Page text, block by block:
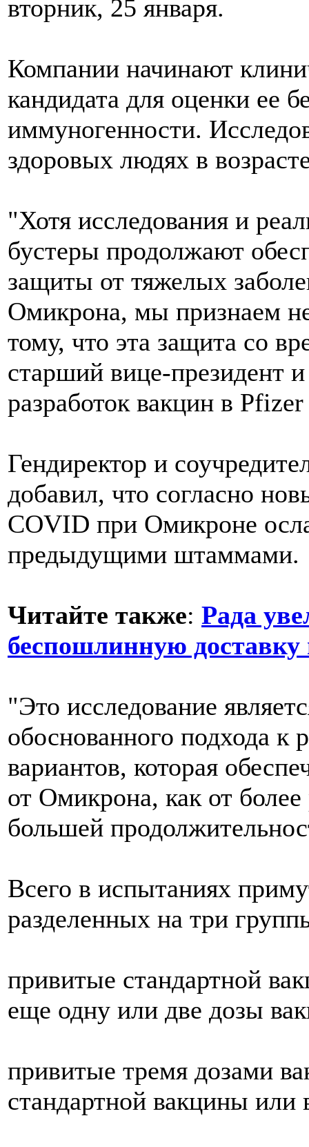
вторник, 25 января.
Компании начинают
кандидата для оценки ее
иммуногенности.
здоровых людях в
"Хотя исследования и
бустеры продолжают
защиты от тяжелых
Омикрона, мы признаем
тому, что эта защита со
старший вице-президент
разработок вакцин в
Гендиректор и
добавил, что согласно
COVID при Омикроне
предыдущими штаммами.
Читайте также: Рада
беспошлинную
"Это исследование
обоснованного подхода к
вариантов, которая
от Омикрона, как от
большей
Всего в испытаниях
разделенных на три
привитые стандартной
еще одну или две дозы
привитые тремя дозами
стандартной вакцины